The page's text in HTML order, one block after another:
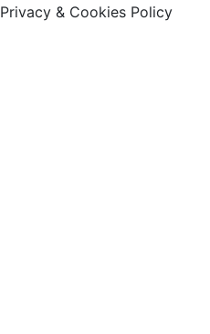
Privacy & Cookies Policy